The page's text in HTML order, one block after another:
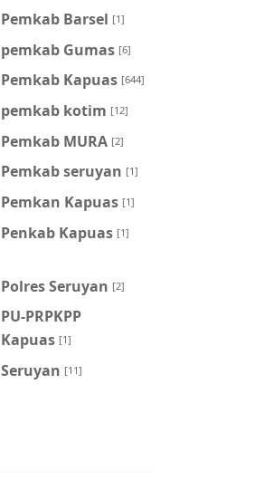
Pemkab Barsel [1]
pemkab Gumas [6]
Pemkab Kapuas [644]
pemkab kotim [12]
Pemkab MURA [2]
Pemkab seruyan [1]
Pemkan Kapuas [1]
Penkab Kapuas [1]
Polres Seruyan [2]
PU-PRPKPP
Kapuas [1]
Seruyan [11]